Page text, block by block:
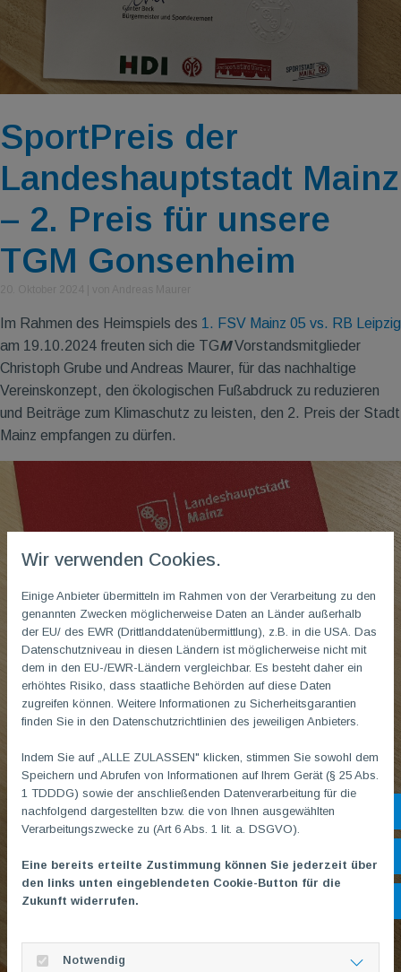
SportPreis der
Landeshauptstadt Mainz
– 2. Preis für unsere
TGM Gonsenheim
Im Rahmen des Heimspiels des 1. FSV Mainz 05 vs. RB Leipzig
am 19.10.2024 freuten sich die TGMVorstandsmitglieder
Christoph Grube und Andreas Maurer, für das nachhaltige
Vereinskonzept, den ökologischen Fußabdruck zu reduzieren
und Beiträge zum Klimaschutz zu leisten, den 2. Preis der Stadt
Mainz empfangen zu dürfen.
Wir verwenden Cookies.
Einige Anbieter übermitteln im Rahmen von der Verarbeitung zu den
genannten Zwecken möglicherweise Daten an Länder außerhalb
der EU/ des EWR (Drittlanddatenübermittlung), z.B. in die USA. Das
Datenschutzniveau in diesen Ländern ist möglicherweise nicht mit
dem in den EU-/EWR-Ländern vergleichbar. Es besteht daher ein
erhöhtes Risiko, dass staatliche Behörden auf diese Daten
zugreifen können. Weitere Informationen zu Sicherheitsgarantien
finden Sie in den Datenschutzrichtlinien des jeweiligen Anbieters.
Indem Sie auf „ALLE ZULASSEN" klicken, stimmen Sie sowohl dem
Speichern und Abrufen von Informationen auf Ihrem Gerät (§ 25 Abs.
1 TDDDG) sowie der anschließenden Datenverarbeitung für die
nachfolgend dargestellten bzw. die von Ihnen ausgewählten
Verarbeitungszwecke zu (Art 6 Abs. 1 lit. a. DSGVO).
Eine bereits erteilte Zustimmung können Sie jederzeit über
den links unten eingeblendeten Cookie-Button für die
Zukunft widerrufen.
Notwendig